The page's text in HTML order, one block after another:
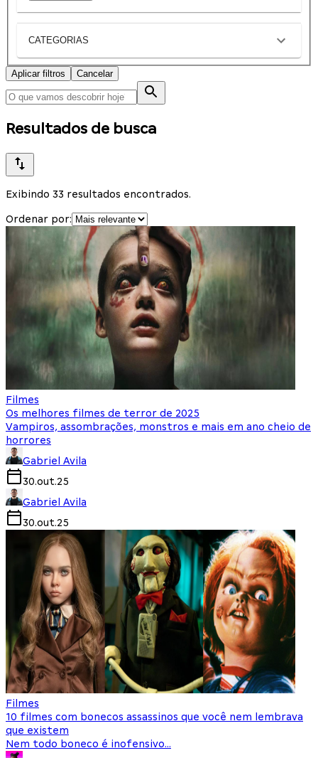
CATEGORIAS
Aplicar filtros Cancelar
Resultados de busca
Exibindo 33 resultados encontrados.
Ordenar por:
Filmes
Os melhores filmes de terror de 2025
Vampiros, assombrações, monstros e mais em ano cheio de
horrores
Gabriel Avila
30.out.25
Gabriel Avila
30.out.25
Filmes
10 filmes com bonecos assassinos que você nem lembrava
que existem
Nem todo boneco é inofensivo...